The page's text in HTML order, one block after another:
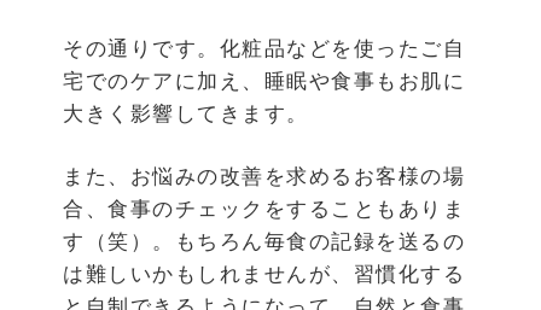
その通りです。化粧品などを使ったご自
宅でのケアに加え、睡眠や食事もお肌に
大きく影響してきます。
また、お悩みの改善を求めるお客様の場
合、食事のチェックをすることもありま
す（笑）。もちろん毎食の記録を送るの
は難しいかもしれませんが、習慣化する